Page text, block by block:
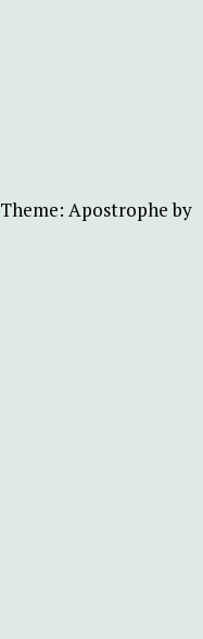
Theme: Apostrophe by